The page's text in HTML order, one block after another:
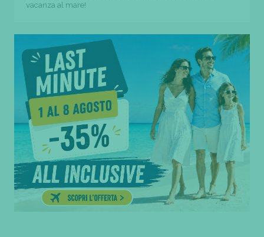
vacanza al mare!